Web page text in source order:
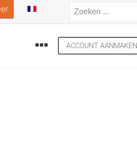
ACCOUNT AANMAKEN